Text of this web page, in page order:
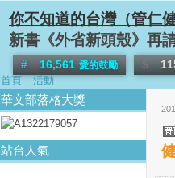
你不知道的台灣（管仁
新書《外省新頭殼》再
16,561 愛的鼓勵
首頁 活動
華文部落格大獎
站台人氣